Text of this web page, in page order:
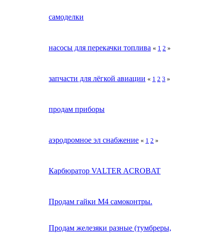
самоделки
насосы для перекачки топлива « 1 2 »
запчасти для лёгкой авиации « 1 2 3 »
продам приборы
аэродромное эл снабжение « 1 2 »
Карбюратор VALTER ACROBAT
Продам гайки М4 самоконтры.
Продам железяки разные (тумбреры,